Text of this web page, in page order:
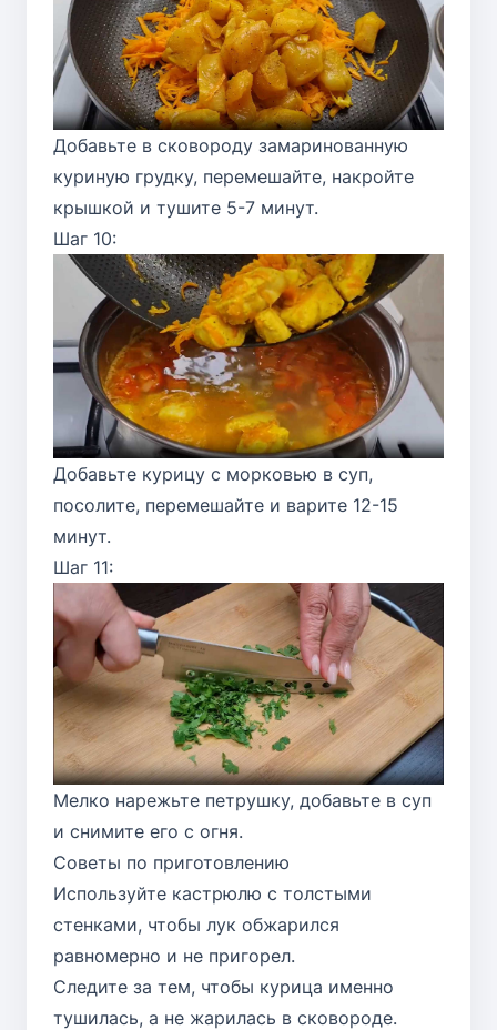
Добавьте в сковороду замаринованную
куриную грудку, перемешайте, накройте
крышкой и тушите 5-7 минут.
Шаг 10:
Добавьте курицу с морковью в суп,
посолите, перемешайте и варите 12-15
минут.
Шаг 11:
Мелко нарежьте петрушку, добавьте в суп
и снимите его с огня.
Советы по приготовлению
Используйте кастрюлю с толстыми
стенками, чтобы лук обжарился
равномерно и не пригорел.
Следите за тем, чтобы курица именно
тушилась, а не жарилась в сковороде.